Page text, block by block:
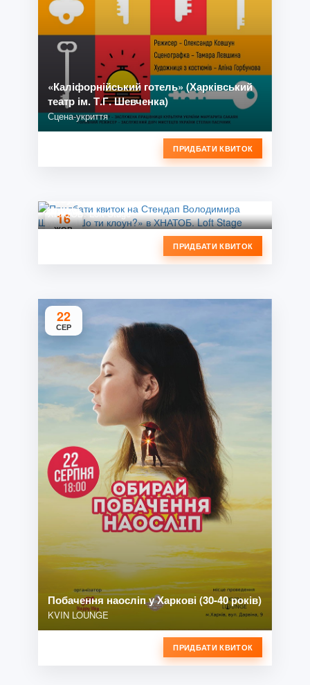
«Каліфорнійський готель» (Харківський
театр ім. Т.Г. Шевченка)
Сцена-укриття
ПРИДБАТИ КВИТОК
16
ЖОВ
ХНАТОБ. Loft Stage
ПРИДБАТИ КВИТОК
22
СЕР
Побачення наосліп у Харкові (30-40 років)
KVIN LOUNGE
ПРИДБАТИ КВИТОК